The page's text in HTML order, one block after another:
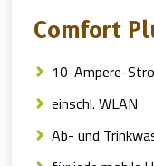
Comfort
10-Ampere-
einschl. WLAN
Ab- und